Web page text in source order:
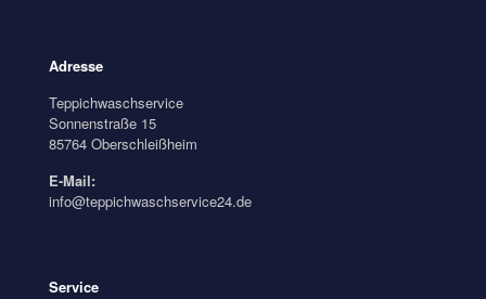
Adresse
Teppichwaschservice
Sonnenstraße 15
85764 Oberschleißheim
E-Mail:
info@teppichwaschservice24.de
Service